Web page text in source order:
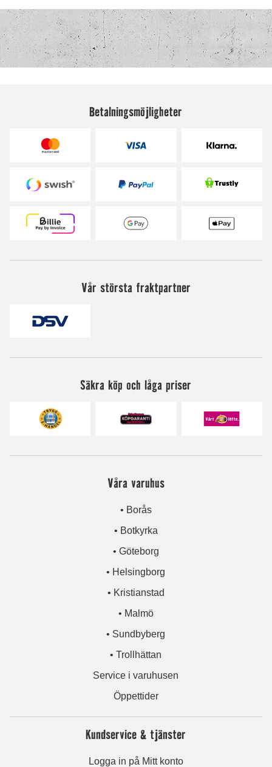
Betalningsmöjligheter
Vår största fraktpartner
Säkra köp och låga priser
Våra varuhus
• Borås
• Botkyrka
• Göteborg
• Helsingborg
• Kristianstad
• Malmö
• Sundbyberg
• Trollhättan
Service i varuhusen
Öppettider
Kundservice & tjänster
Logga in på Mitt konto